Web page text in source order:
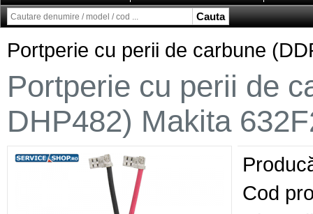
Cauta
Portperie cu perii de carbune
Portperie cu perii de
DHP482) Makita
Cod